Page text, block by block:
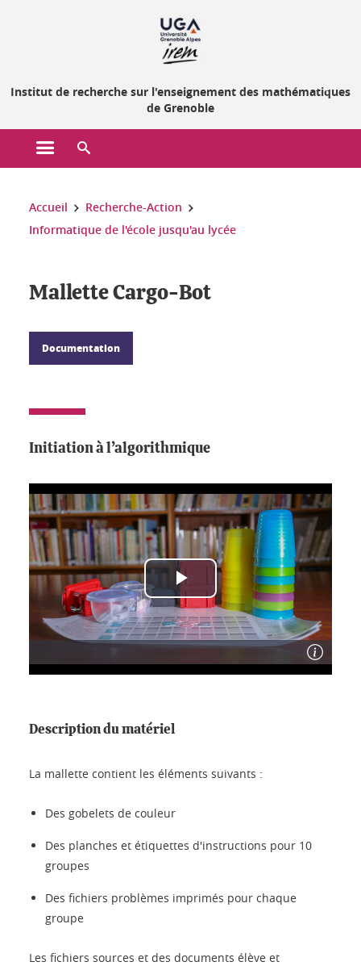
Institut de recherche sur l'enseignement des mathématiques
de Grenoble
Ouvrir le menu principal
Vous êtes ici :
Accueil
Recherche-Action
Informatique de l'école jusqu'au lycée
Mallette Cargo-Bot
Documentation
Initiation à l’algorithmique
Description du matériel
La mallette contient les éléments suivants :
Des gobelets de couleur
Des planches et étiquettes d'instructions pour 10
groupes
Des fichiers problèmes imprimés pour chaque
groupe
Les fichiers sources et des documents élève et